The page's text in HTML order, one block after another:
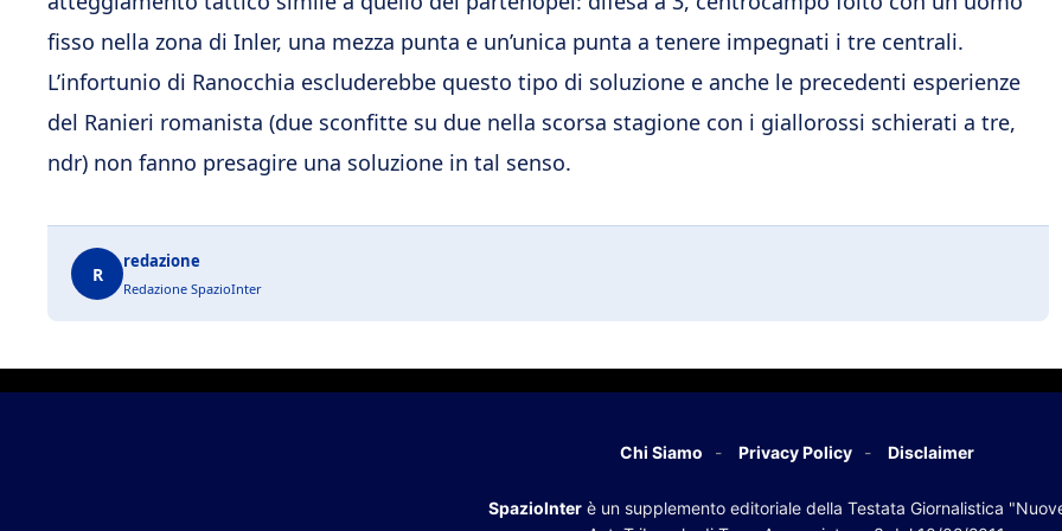
fisso nella zona di Inler, una mezza punta e un’unica punta a tenere impegnati i tre centrali.
L’infortunio di Ranocchia escluderebbe questo tipo di soluzione e anche le precedenti esperienze
del Ranieri romanista (due sconfitte su due nella scorsa stagione con i giallorossi schierati a tre,
ndr) non fanno presagire una soluzione in tal senso.
R
redazione
Redazione SpazioInter
Chi Siamo Privacy Policy Disclaimer
SpazioInterè un supplemento editoriale della Testata Giornalistica